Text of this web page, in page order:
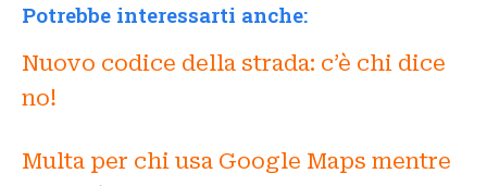
Potrebbe interessarti anche:
Nuovo codice della strada: c’è chi dice
no!
Multa per chi usa Google Maps mentre